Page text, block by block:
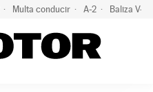
Multa conducir A-2 Baliza V-